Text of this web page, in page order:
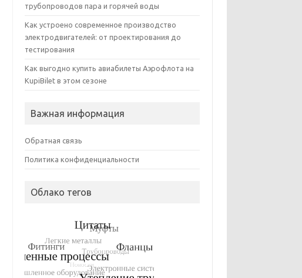
трубопроводов пара и горячей воды
Как устроено современное производство
электродвигателей: от проектирования до
тестирования
Как выгодно купить авиабилеты Аэрофлота на
KupiBilet в этом сезоне
Важная информация
Обратная связь
Политика конфиденциальности
Облако тегов